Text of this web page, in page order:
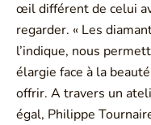
œil différent de celui
regarder. « Les
l’indique, nous
élargie face à la
offrir. A travers un
égal, Philippe